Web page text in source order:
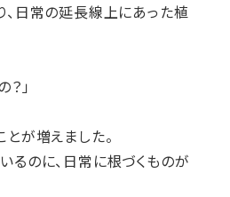
、日常の延長線上にあった植
」
が増えました。
るのに、日常に根づくものが